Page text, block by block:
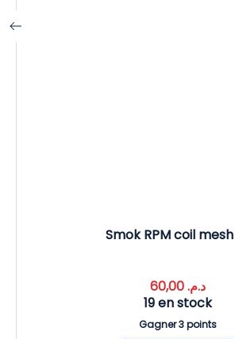
Smok RPM coil mesh
د.م.
19 en stock
Gagner 3 points